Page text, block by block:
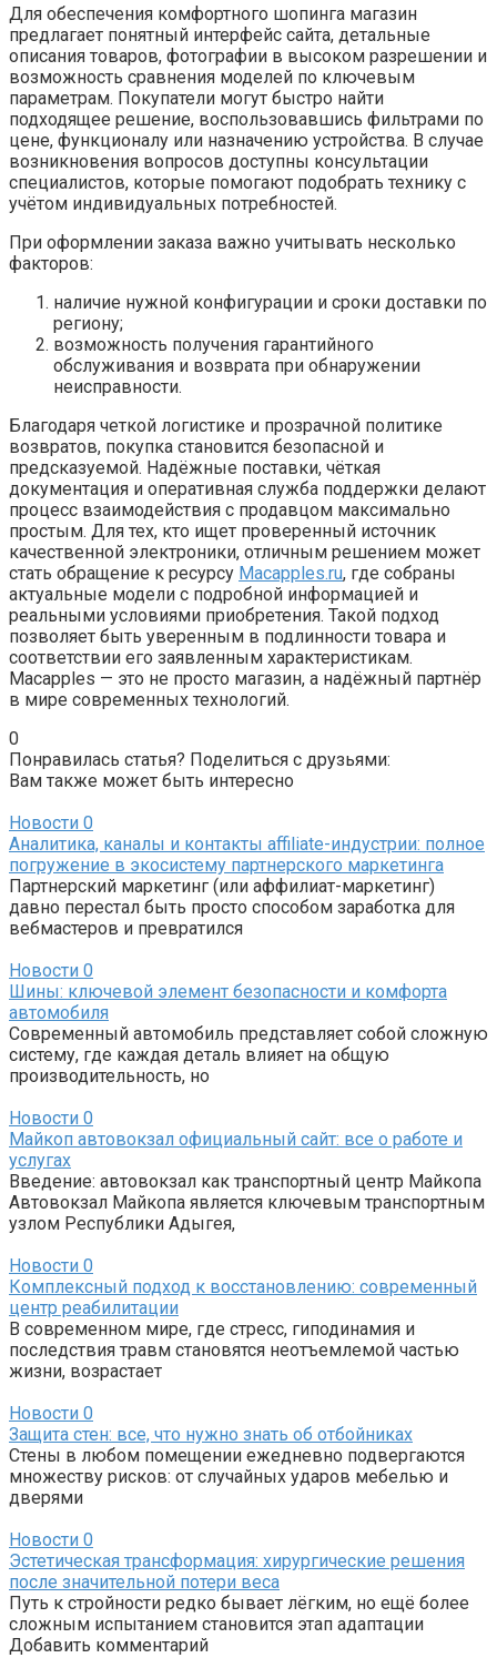
Для обеспечения комфортного шопинга магазин
предлагает понятный интерфейс сайта, детальные
описания товаров, фотографии в высоком разрешении и
возможность сравнения моделей по ключевым
параметрам. Покупатели могут быстро найти
подходящее решение, воспользовавшись фильтрами по
цене, функционалу или назначению устройства. В случае
возникновения вопросов доступны консультации
специалистов, которые помогают подобрать технику с
учётом индивидуальных потребностей.
При оформлении заказа важно учитывать несколько
факторов:
наличие нужной конфигурации и сроки доставки по
региону;
возможность получения гарантийного
обслуживания и возврата при обнаружении
неисправности.
Благодаря четкой логистике и прозрачной политике
возвратов, покупка становится безопасной и
предсказуемой. Надёжные поставки, чёткая
документация и оперативная служба поддержки делают
процесс взаимодействия с продавцом максимально
простым. Для тех, кто ищет проверенный источник
качественной электроники, отличным решением может
стать обращение к ресурсу Macapples.ru, где собраны
актуальные модели с подробной информацией и
реальными условиями приобретения. Такой подход
позволяет быть уверенным в подлинности товара и
соответствии его заявленным характеристикам.
Macapples — это не просто магазин, а надёжный партнёр
в мире современных технологий.
0
Понравилась статья? Поделиться с друзьями:
Вам также может быть интересно
Новости 0
Аналитика, каналы и контакты affiliate-индустрии: полное
погружение в экосистему партнерского маркетинга
Партнерский маркетинг (или аффилиат-маркетинг)
давно перестал быть просто способом заработка для
вебмастеров и превратился
Новости 0
Шины: ключевой элемент безопасности и комфорта
автомобиля
Современный автомобиль представляет собой сложную
систему, где каждая деталь влияет на общую
производительность, но
Новости 0
Майкоп автовокзал официальный сайт: все о работе и
услугах
Введение: автовокзал как транспортный центр Майкопа
Автовокзал Майкопа является ключевым транспортным
узлом Республики Адыгея,
Новости 0
Комплексный подход к восстановлению: современный
центр реабилитации
В современном мире, где стресс, гиподинамия и
последствия травм становятся неотъемлемой частью
жизни, возрастает
Новости 0
Защита стен: все, что нужно знать об отбойниках
Стены в любом помещении ежедневно подвергаются
множеству рисков: от случайных ударов мебелью и
дверями
Новости 0
Эстетическая трансформация: хирургические решения
после значительной потери веса
Путь к стройности редко бывает лёгким, но ещё более
сложным испытанием становится этап адаптации
Добавить комментарий